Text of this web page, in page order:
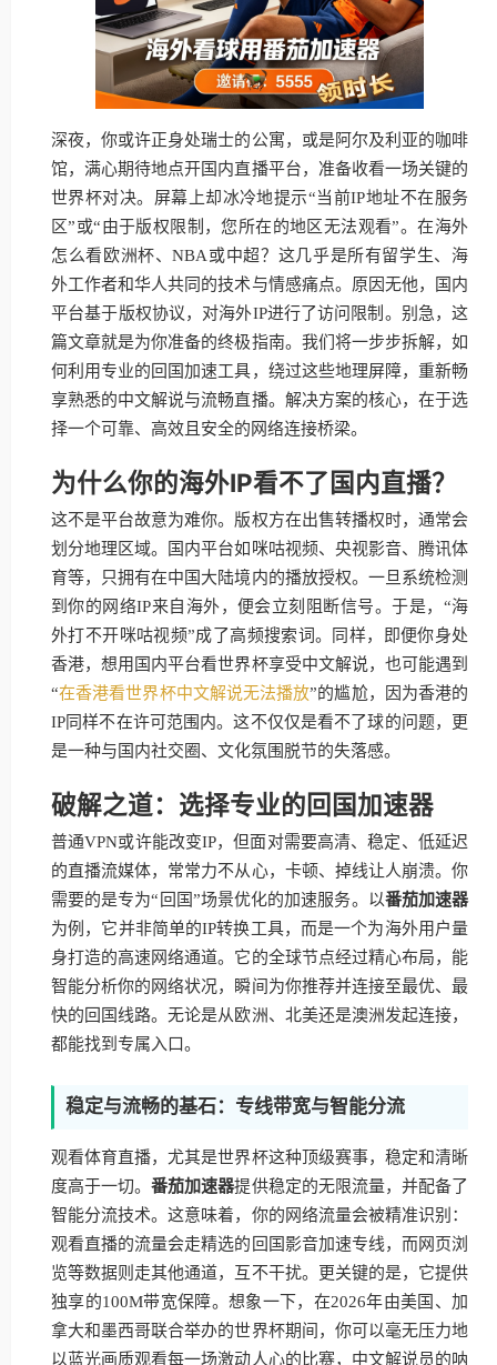
深夜，你或许正身处瑞士的公寓，或是阿尔及利亚的咖啡
馆，满心期待地点开国内直播平台，准备收看一场关键的
世界杯对决。屏幕上却冰冷地提示“当前IP地址不在服务
区”或“由于版权限制，您所在的地区无法观看”。在海外
怎么看欧洲杯、NBA或中超？这几乎是所有留学生、海
外工作者和华人共同的技术与情感痛点。原因无他，国内
平台基于版权协议，对海外IP进行了访问限制。别急，这
篇文章就是为你准备的终极指南。我们将一步步拆解，如
何利用专业的回国加速工具，绕过这些地理屏障，重新畅
享熟悉的中文解说与流畅直播。解决方案的核心，在于选
择一个可靠、高效且安全的网络连接桥梁。
为什么你的海外IP看不了国内直播？
这不是平台故意为难你。版权方在出售转播权时，通常会
划分地理区域。国内平台如咪咕视频、央视影音、腾讯体
育等，只拥有在中国大陆境内的播放授权。一旦系统检测
到你的网络IP来自海外，便会立刻阻断信号。于是，“海
外打不开咪咕视频”成了高频搜索词。同样，即便你身处
香港，想用国内平台看世界杯享受中文解说，也可能遇到
“在香港看世界杯中文解说无法播放”的尴尬，因为香港的
IP同样不在许可范围内。这不仅仅是看不了球的问题，更
是一种与国内社交圈、文化氛围脱节的失落感。
破解之道：选择专业的回国加速器
普通VPN或许能改变IP，但面对需要高清、稳定、低延迟
的直播流媒体，常常力不从心，卡顿、掉线让人崩溃。你
需要的是专为“回国”场景优化的加速服务。以番茄加速器
为例，它并非简单的IP转换工具，而是一个为海外用户量
身打造的高速网络通道。它的全球节点经过精心布局，能
智能分析你的网络状况，瞬间为你推荐并连接至最优、最
快的回国线路。无论是从欧洲、北美还是澳洲发起连接，
都能找到专属入口。
稳定与流畅的基石：专线带宽与智能分流
观看体育直播，尤其是世界杯这种顶级赛事，稳定和清晰
度高于一切。番茄加速器提供稳定的无限流量，并配备了
智能分流技术。这意味着，你的网络流量会被精准识别：
观看直播的流量会走精选的回国影音加速专线，而网页浏
览等数据则走其他通道，互不干扰。更关键的是，它提供
独享的100M带宽保障。想象一下，在2026年由美国、加
拿大和墨西哥联合举办的世界杯期间，你可以毫无压力地
以蓝光画质观看每一场激动人心的比赛，中文解说员的呐